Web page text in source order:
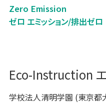
Zero Emission
ゼロ エミッション/排出ゼロ
Eco-Instruction
学校法人清明学園 (東京都